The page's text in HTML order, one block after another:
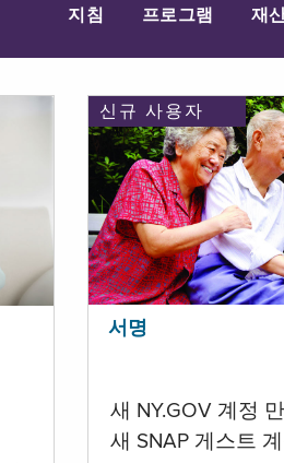
지침 프로그램 재
신규 사용자
서명
새 NY.GOV 계정 만
새 SNAP 게스트 계